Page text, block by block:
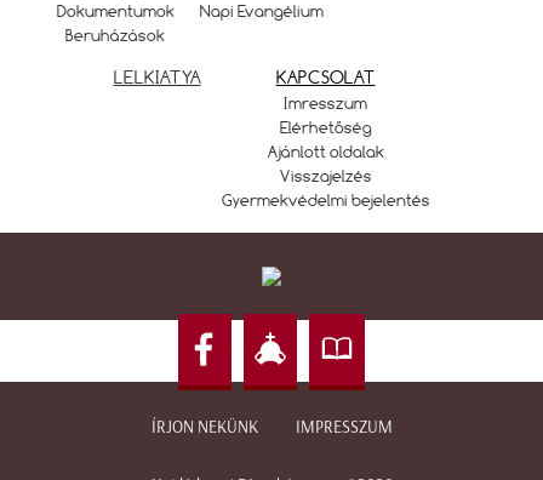
Dokumentumok
Beruházások
Napi Evangélium
LELKIATYA KAPCSOLAT
Imresszum
Elérhetőség
Ajánlott oldalak
Visszajelzés
Gyermekvédelmi bejelentés
ÍRJON NEKÜNK IMPRESSZUM